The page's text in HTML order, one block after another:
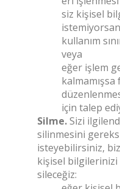
siz kişisel
kullanım
veya
eğer işlem
için talep
Silme.Sizi
silinmesini
isteyebilirsiniz,
kişisel
sileceğiz: